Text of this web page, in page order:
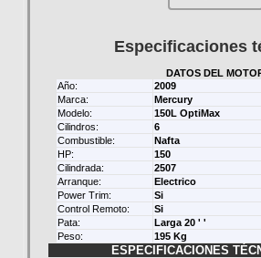
Especificaciones
DATOS DEL
Año:
2009
Marca:
Mercury
Modelo:
150L OptiMax
Cilindros:
6
Combustible:
Nafta
HP:
150
Cilindrada:
2507
Arranque:
Electrico
Power Trim:
Si
Control Remoto:
Si
Pata:
Larga 20 ' '
Peso:
195 Kg
ESPECIFICACIONES